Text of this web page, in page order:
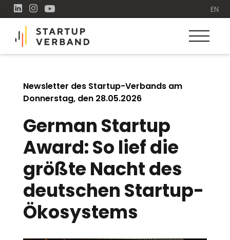
EN
Newsletter des Startup-Verbands am
Donnerstag, den 28.05.2026
German Startup
Award: So lief die
größte Nacht des
deutschen Startup-
Ökosystems